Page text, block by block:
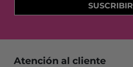
SUSCRIBIR
Atención al cliente